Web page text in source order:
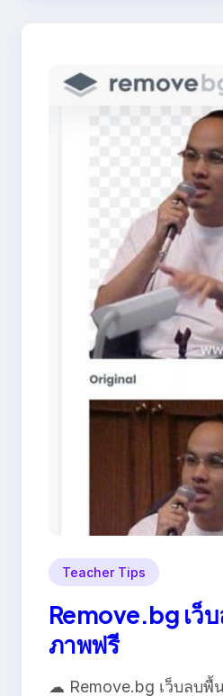
Teacher Tips
Remove.bg เว็
ภาพฟรี
☁ Remove.bg เว็บลบ